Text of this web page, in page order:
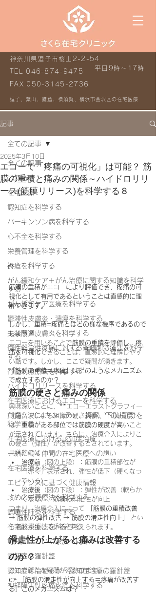
平日9時～17時
神奈川県逗子市桜山2-2-54
TEL 046-874-9475
FAX 050-3145-2736
逗子、葉山、鎌倉、横須賀、横浜市金沢区の在宅医療
記事
全ての記事
お知らせ
在宅医療
認知症を科学する
パーキンソン病を科学する
心不全を科学する
栄養管理を科学する
褥瘡を科学する
がん緩和ケア＋がん治療に関する知識を科学
する
がん緩和ケア医療を科学する
鬱滞性皮膚炎・潰瘍を科学する
失禁関連皮膚炎を科学する
慢性難治性疼痛に対する脊髄刺激療法を科学
する
脊髄刺激療法を科学する
ハイドロリリースを科学する
在宅医療におけるエコーを科学する
創傷ケア(スキン テア、褥瘡、下肢潰瘍)を
科学する
在宅医療における認知症治療
一緒に働く仲間の在宅医療への想い
在宅医療を科学する
エビデンスに基づく健康情報
攻めの栄養療法を科学する
誤嚥性肺炎を科学する
在宅酸素療法を科学する
認知症について家族へ向けて
認知症の羅針盤
認知症は治せるか～認知症治療の羅針盤
神経障害性疼痛疼痛を科学する
全ての記事
エコーで「疼痛の可視化」は可能？ 筋
膜の重積と痛みの関係～ハイドロリリ
ース(筋膜リリース)を科学する８
2025年3月10日
筋膜の重積がエコーにより評価でき、疼痛の可
視化として有用であるということは直感的に理
解できます。
しかし、重積=疼痛とはどの様な機序であるので
しょう？
エコーを用いることで筋膜の重積を評価し、疼
痛を可視化できることは、直感的に理解しやす
い話です。しかし、ここで疑問が湧きます。
「筋膜の重積＝疼痛」はどのようなメカニズム
で成立するのか？
筋膜の硬さと痛みの関係
興味深いことに、**エコーエラストグラフィー
（超音波による組織の硬さ評価）**の研究で
は、 重積がある部位では筋膜の硬度が高い こと
が示されています。さらに、治療介入によりこ
の硬さ（弾性）が改善するとされています。
具体的には：
治療前 （図の上段）：筋膜の重積部位が
「赤く」表示され、弾性が低下（硬くなっ
ている）
治療後 （図の下段）：弾性が改善（軟らか
くなり）、筋膜の滑走性が向上
つまり、治療介入によって
「筋膜の重積改善
→ 筋膜の弾性改善 → 筋膜の滑走性向上」
とい
う流れが生じていると考えられます。
滑走性が上がると痛みは改善する
のか？
ここで新たな疑問が浮かびます。
👉
「筋膜の滑走性が向上する＝疼痛が改善す
る」このメカニズムは？